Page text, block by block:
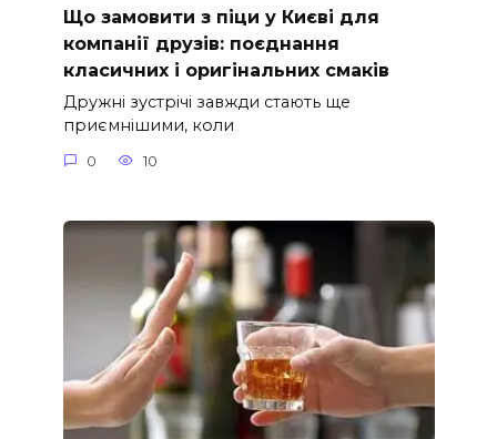
Що замовити з піци у Києві для
компанії друзів: поєднання
класичних і оригінальних смаків
Дружні зустрічі завжди стають ще
приємнішими, коли
0 10